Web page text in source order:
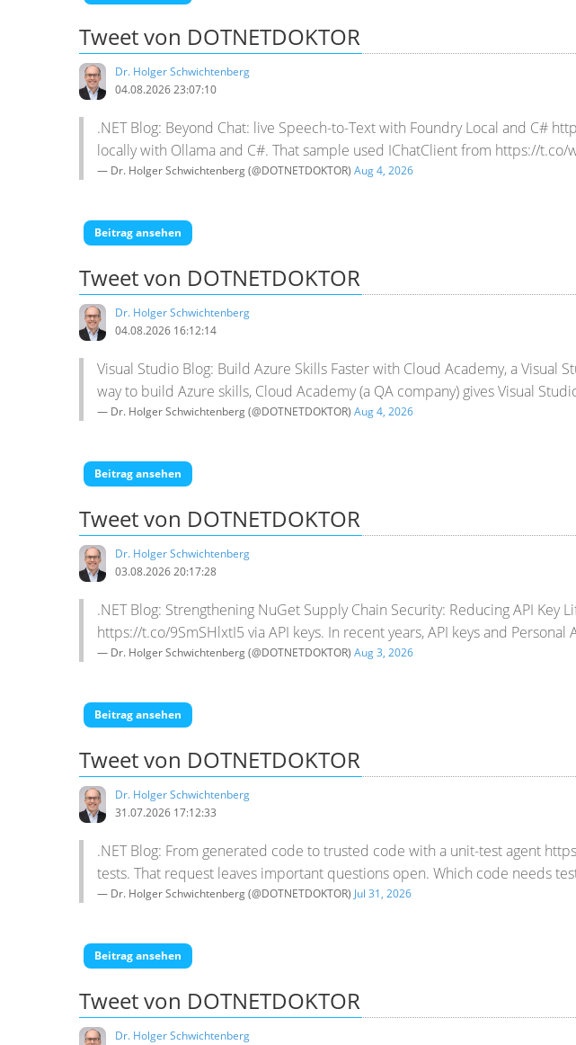
Tweet von DOTNETDOKTOR
Dr. Holger Schwichtenberg
04.08.2026 23:07:10
.NET Blog: Beyond Chat: live Speech-to-Text with Foundry Local and C#
locally with Ollama and C#. That sample used IChatClient from https://
— Dr. Holger Schwichtenberg (@DOTNETDOKTOR) Aug 4, 2026
Beitrag ansehen
Tweet von DOTNETDOKTOR
Dr. Holger Schwichtenberg
04.08.2026 16:12:14
Visual Studio Blog: Build Azure Skills Faster with Cloud Academy, a Visual
way to build Azure skills, Cloud Academy (a QA company) gives Visual
— Dr. Holger Schwichtenberg (@DOTNETDOKTOR) Aug 4, 2026
Beitrag ansehen
Tweet von DOTNETDOKTOR
Dr. Holger Schwichtenberg
03.08.2026 20:17:28
.NET Blog: Strengthening NuGet Supply Chain Security: Reducing API
https://t.co/9SmSHlxtI5 via API keys. In recent years, API keys and
— Dr. Holger Schwichtenberg (@DOTNETDOKTOR) Aug 3, 2026
Beitrag ansehen
Tweet von DOTNETDOKTOR
Dr. Holger Schwichtenberg
31.07.2026 17:12:33
.NET Blog: From generated code to trusted code with a unit-test agent
tests. That request leaves important questions open. Which code needs
— Dr. Holger Schwichtenberg (@DOTNETDOKTOR) Jul 31, 2026
Beitrag ansehen
Tweet von DOTNETDOKTOR
Dr. Holger Schwichtenberg